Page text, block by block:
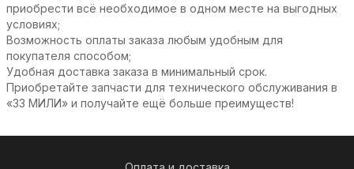
приобрести всё необходимое в одном месте на выгодных
условиях;
Возможность оплаты заказа любым удобным для
покупателя способом;
Удобная доставка заказа в минимальный срок.
Приобретайте запчасти для технического обслуживания в
«33 МИЛИ» и получайте ещё больше преимуществ!